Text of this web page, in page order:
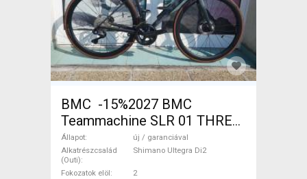
BMC -15%2027 BMC
Teammachine SLR 01 THREE
Ultegra Di2 Országúti
Shimano Ultegra Di2 tárcsafék
új / garanciával ELADÓ
Állapot
új / garanciával
Alkatrészcsalád
(Outi)
Shimano Ultegra Di2
Fokozatok elöl
2